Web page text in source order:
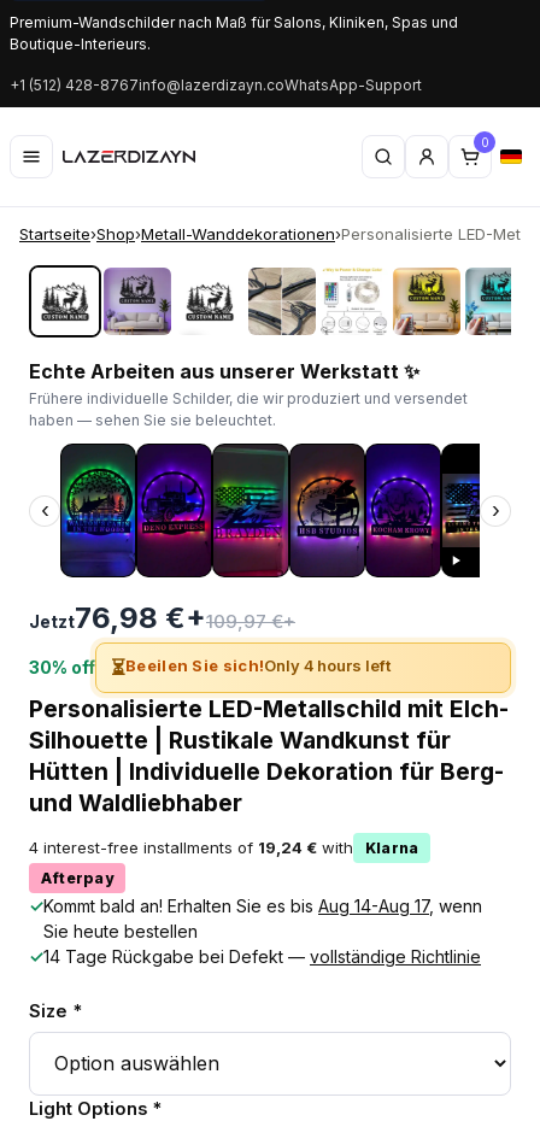
Premium-Wandschilder nach Maß für Salons, Kliniken, Spas und
Boutique-Interieurs.
+1 (512) 428-8767info@lazerdizayn.coWhatsApp-Support
0
Startseite›Shop›Metall-Wanddekorationen›Personalisierte LED-
‹ ›
Echte Arbeiten aus unserer Werkstatt ✨
Frühere individuelle Schilder, die wir produziert und versendet
haben — sehen Sie sie beleuchtet.
‹ ›
Jetzt76,98 €+109,97 €+
30% off ⏳Beeilen Sie sich!Only 4 hours left
Personalisierte LED-Metallschild mit Elch-
Silhouette | Rustikale Wandkunst für
Hütten | Individuelle Dekoration für Berg-
und Waldliebhaber
4 interest-free installments of 19,24 € with
Klarna
Afterpay
✓Kommt bald an! Erhalten Sie es bis Aug 14-Aug 17, wenn
Sie heute bestellen
✓14 Tage Rückgabe bei Defekt — vollständige Richtlinie
Size *
Light Options *